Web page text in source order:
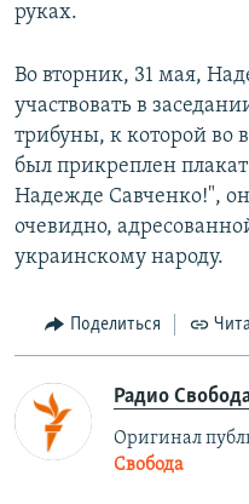
руках.
Во вторник, 31 мая,
участвовать в
трибуны, к которой во
был прикреплен
Надежде Савченко!",
очевидно,
украинскому народу.
Поделиться
Радио
Оригинал
Свобода